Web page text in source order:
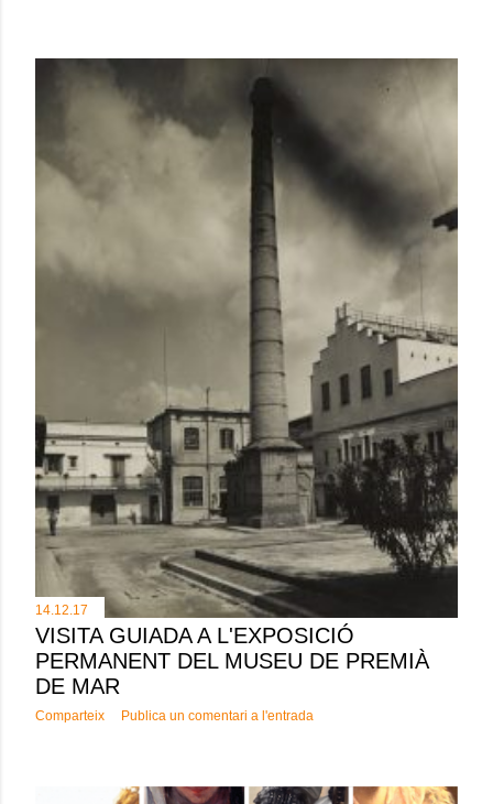
14.12.17
VISITA GUIADA A L'EXPOSICIÓ
PERMANENT DEL MUSEU DE PREMIÀ
DE MAR
Comparteix Publica un comentari a l'entrada